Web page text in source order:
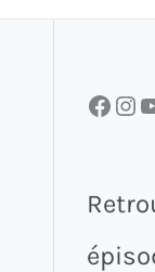
Facebook InstagramYouTube